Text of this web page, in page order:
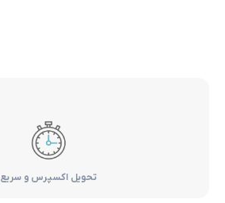
تحویل اکسپرس و سریع